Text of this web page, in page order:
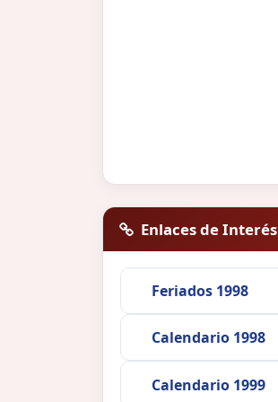
Enlaces de Interés
Feriados 1998
Calendario 1998
Calendario 1999